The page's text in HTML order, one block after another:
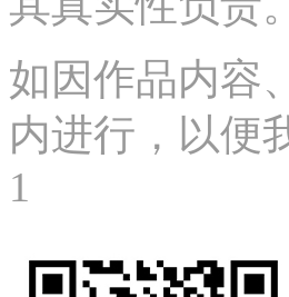
如因作品内容
内进行，以便
1